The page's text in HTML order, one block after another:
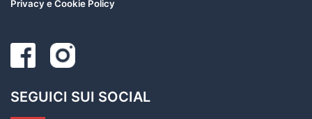
Privacy e Cookie Policy
SEGUICI SUI SOCIAL